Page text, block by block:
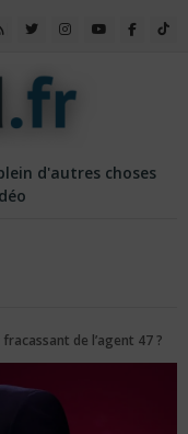
d'autres choses
de l’agent 47 ?